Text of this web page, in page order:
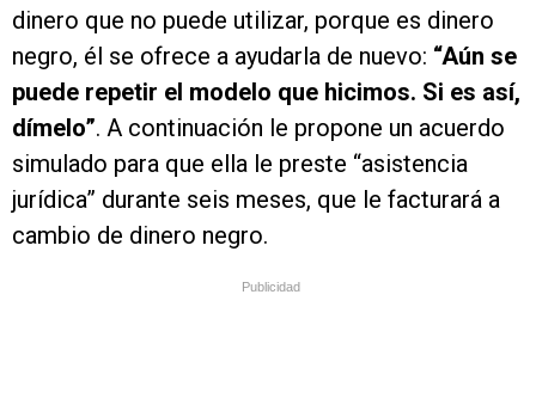
dinero que no puede utilizar, porque es dinero
negro, él se ofrece a ayudarla de nuevo: “Aún se
puede repetir el modelo que hicimos. Si es así,
dímelo”. A continuación le propone un acuerdo
simulado para que ella le preste “asistencia
jurídica” durante seis meses, que le facturará a
cambio de dinero negro.
Publicidad